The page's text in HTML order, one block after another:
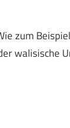
zum
walisische